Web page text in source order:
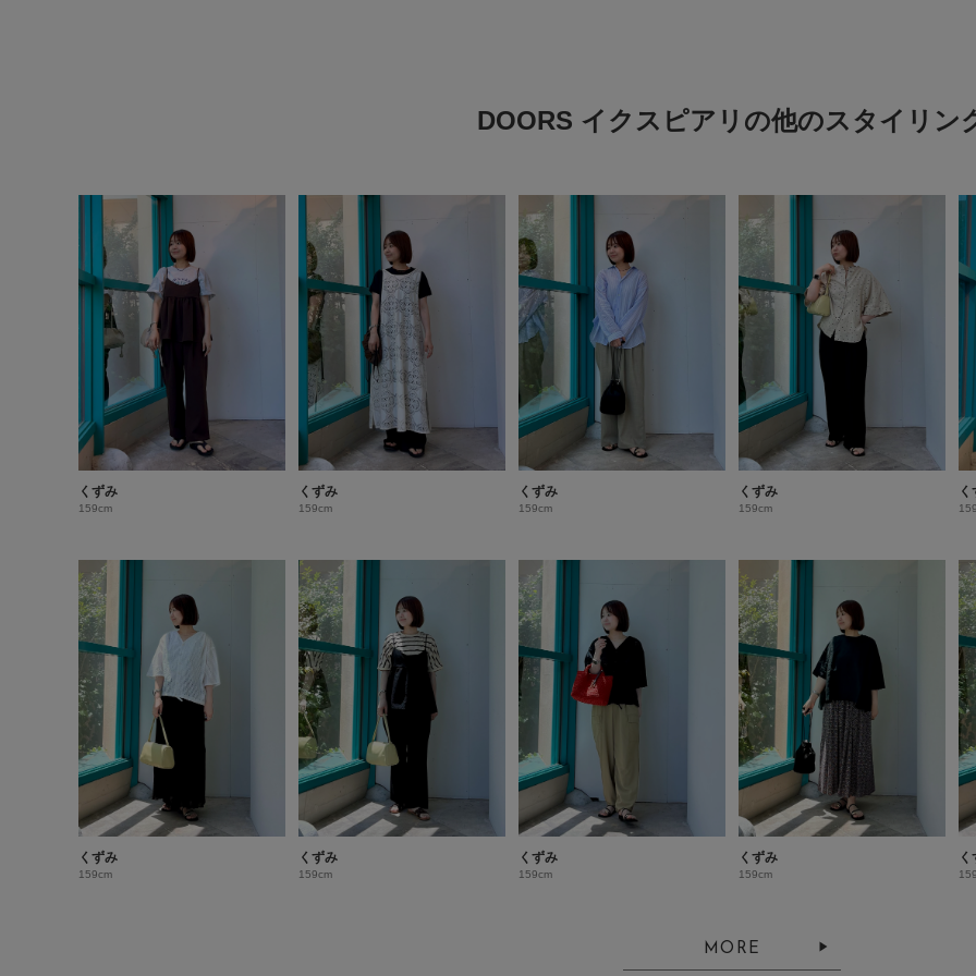
DOORS イクスピアリの他のスタイリン
くずみ
159cm
くずみ
159cm
くずみ
159cm
くずみ
159cm
くずみ
159cm
くずみ
159cm
くずみ
159cm
くずみ
159cm
MORE